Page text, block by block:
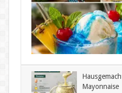
Mayonnaise